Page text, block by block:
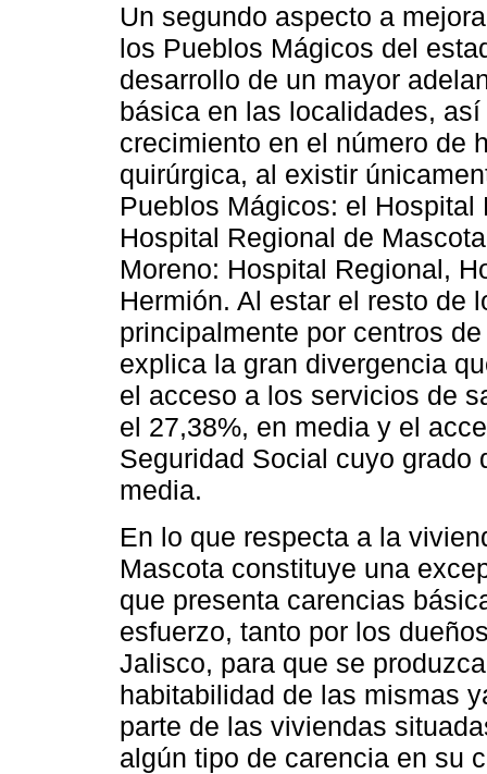
Un segundo aspecto a
los Pueblos Mágicos del
desarrollo de un mayor
básica en las localidades,
crecimiento en el número de
quirúrgica, al existir
Pueblos Mágicos: el Hospital
Hospital Regional de
Moreno: Hospital Regional,
Hermión. Al estar el resto de
principalmente por centros
explica la gran divergencia
el acceso a los servicios de
el 27,38%, en media y el
Seguridad Social cuyo grado
media.
En lo que respecta a la
Mascota constituye una
que presenta carencias
esfuerzo, tanto por los
Jalisco, para que se
habitabilidad de las mismas
parte de las viviendas
algún tipo de carencia en su